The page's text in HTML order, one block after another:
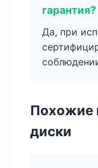
гарантия?
Да, при
Похожие
диски